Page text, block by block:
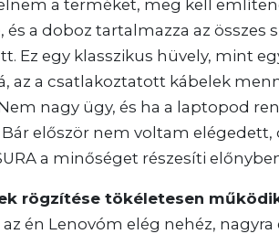
a terméket, meg kell
és a doboz tartalmazza az
Ez egy klasszikus hüvely, mint
az a csatlakoztatott kábelek
nagy ügy, és ha a laptopod
először nem voltam elégedett,
a minőséget részesíti
rögzítése tökéletesen
én Lenovóm elég nehéz,